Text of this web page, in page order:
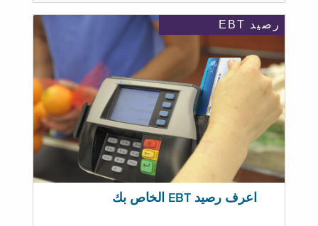
رصيد EBT
اعرف رصيد EBT الخاص بك